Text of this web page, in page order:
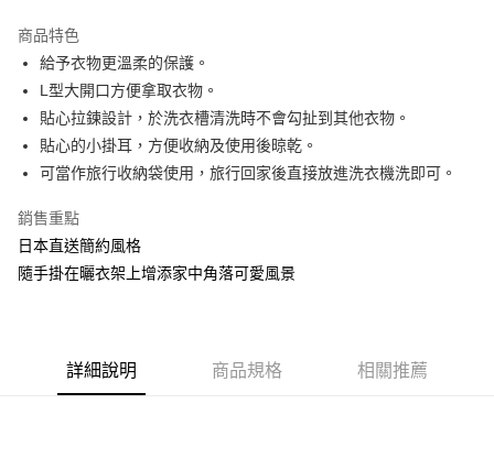
Apple Pay
街口支付
悠遊付
AFTEE先享後付
相關說明
AFTEE先享後付是「在收到商品之後才付款」的支付方式。 讓您購物簡單
便利好安心！
【「AFTEE先享後付」結帳流程】
１．於結帳方式選擇「AFTEE先享後付」後，將跳轉至「AFTEE先享後付」
ATM付款
每筆NT$100，滿NT$2,000(含以上)免運費
商品特色
給予衣物更溫柔的保護。
L型大開口方便拿取衣物。
貼心拉鍊設計，於洗衣槽清洗時不會勾扯到其他衣物。
貼心的小掛耳，方便收納及使用後晾乾。
可當作旅行收納袋使用，旅行回家後直接放進洗衣機洗即可。
銷售重點
日本直送簡約風格
隨手掛在曬衣架上增添家中角落可愛風景
詳細說明 商品規格 相關推薦